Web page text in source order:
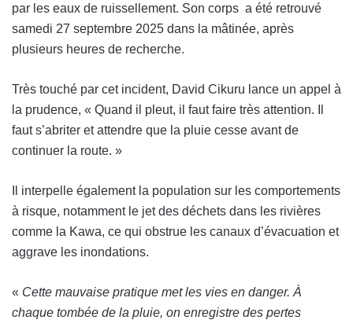
par les eaux de ruissellement. Son corps a été retrouvé
samedi 27 septembre 2025 dans la mâtinée, après
plusieurs heures de recherche.
Très touché par cet incident, David Cikuru lance un appel à
la prudence, « Quand il pleut, il faut faire très attention. Il
faut s’abriter et attendre que la pluie cesse avant de
continuer la route. »
Il interpelle également la population sur les comportements
à risque, notamment le jet des déchets dans les rivières
comme la Kawa, ce qui obstrue les canaux d’évacuation et
aggrave les inondations.
« Cette mauvaise pratique met les vies en danger. À
chaque tombée de la pluie, on enregistre des pertes